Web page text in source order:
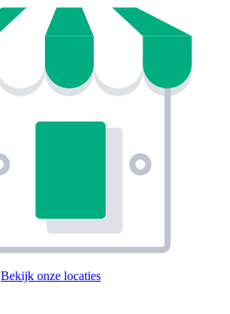
Bekijk onze locaties